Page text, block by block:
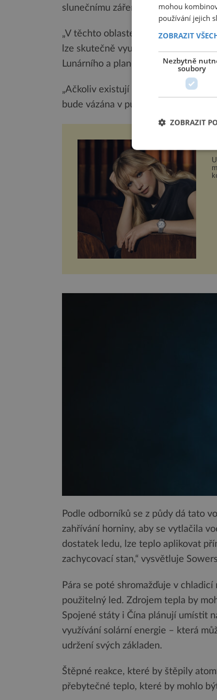
slunečnímu záření a patří k
„V těchto oblastech existuje
lze skutečně využít jako zdroj,“ říká
Lunárního a planetárního institutu.
„Ačkoliv existují určité důkazy o
bude vázána v půdě,“ dodává.
Podle odborníků se z půdy dá tato
zahřívání horniny, aby se vytlačila
dostatek ledu, lze teplo aplikovat
zachycovací stan,“ vysvětluje
Pára se poté shromažďuje v
použitelný led. Zdrojem tepla by
Spojené státy i Čína plánují umístit
využívání solární energie – která
udržení svých základen.
Štěpné reakce, které by štěpily
přebytečné teplo, které by mohlo
mohou
používání jejich
ZOBRAZIT
Nezbytně
soubory
ZOBRAZIT